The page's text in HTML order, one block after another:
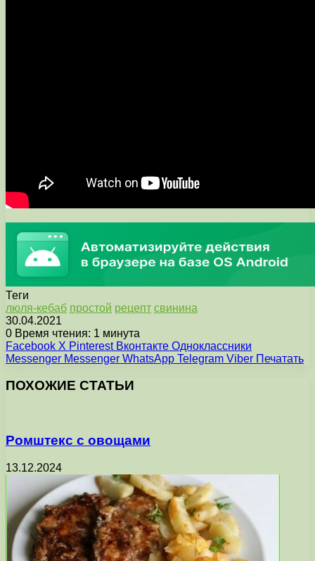
Теги
люля-кебаб простой рецепт свинина
30.04.2021
0 Время чтения: 1 минута
Facebook X Pinterest Вконтакте Одноклассники
Messenger Messenger WhatsApp Telegram Viber Печатать
ПОХОЖИЕ СТАТЬИ
Ромштекс с овощами
13.12.2024